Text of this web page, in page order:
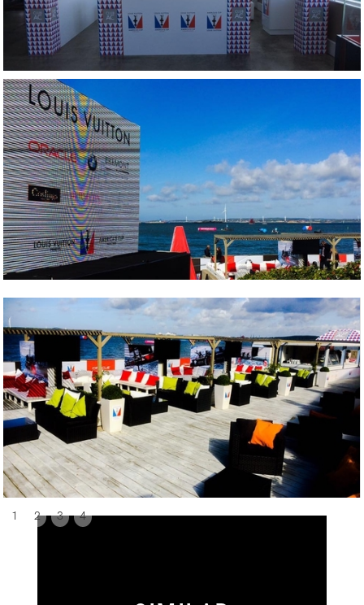
1 2 3 4